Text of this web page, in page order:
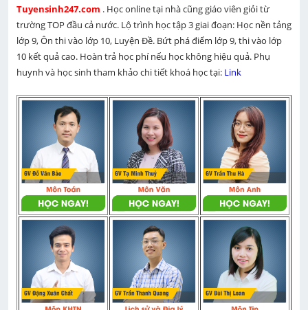
Tuyensinh247.com . Học online tại nhà cũng giáo viên giỏi từ
trường TOP đầu cả nước. Lộ trình học tập 3 giai đoạn: Học nền tảng
lớp 9, Ôn thi vào lớp 10, Luyện Đề. Bứt phá điểm lớp 9, thi vào lớp
10 kết quả cao. Hoàn trả học phí nếu học không hiệu quả. Phụ
huynh và học sinh tham khảo chi tiết khoá học tại: Link